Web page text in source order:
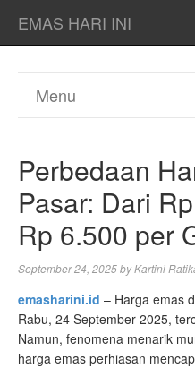
EMAS HARI INI
Menu
Perbedaan
Pasar: Dari
Rp 6.500 per
September 24, 2025byKartini
emasharini.id – Harga emas
Rabu, 24 September 2025,
Namun, fenomena menarik
harga emas perhiasan